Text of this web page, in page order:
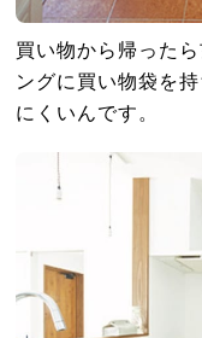
買い物から帰った
ングに買い物袋を
にくいんです。